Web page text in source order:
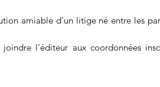
amiable d'un litige né entre les
l’éditeur aux coordonnées